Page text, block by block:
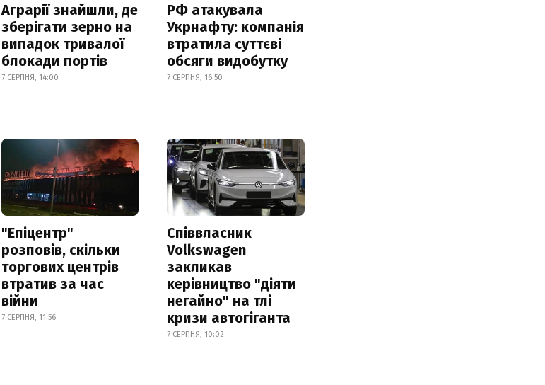
Аграрії знайшли, де
зберігати зерно на
випадок тривалої
блокади портів
7 СЕРПНЯ, 14:00
РФ атакувала
Укрнафту: компанія
втратила суттєві
обсяги видобутку
7 СЕРПНЯ, 16:50
"Епіцентр"
розповів, скільки
торгових центрів
втратив за час
війни
7 СЕРПНЯ, 11:56
Співвласник
Volkswagen
закликав
керівництво "діяти
негайно" на тлі
кризи автогіганта
7 СЕРПНЯ, 10:02